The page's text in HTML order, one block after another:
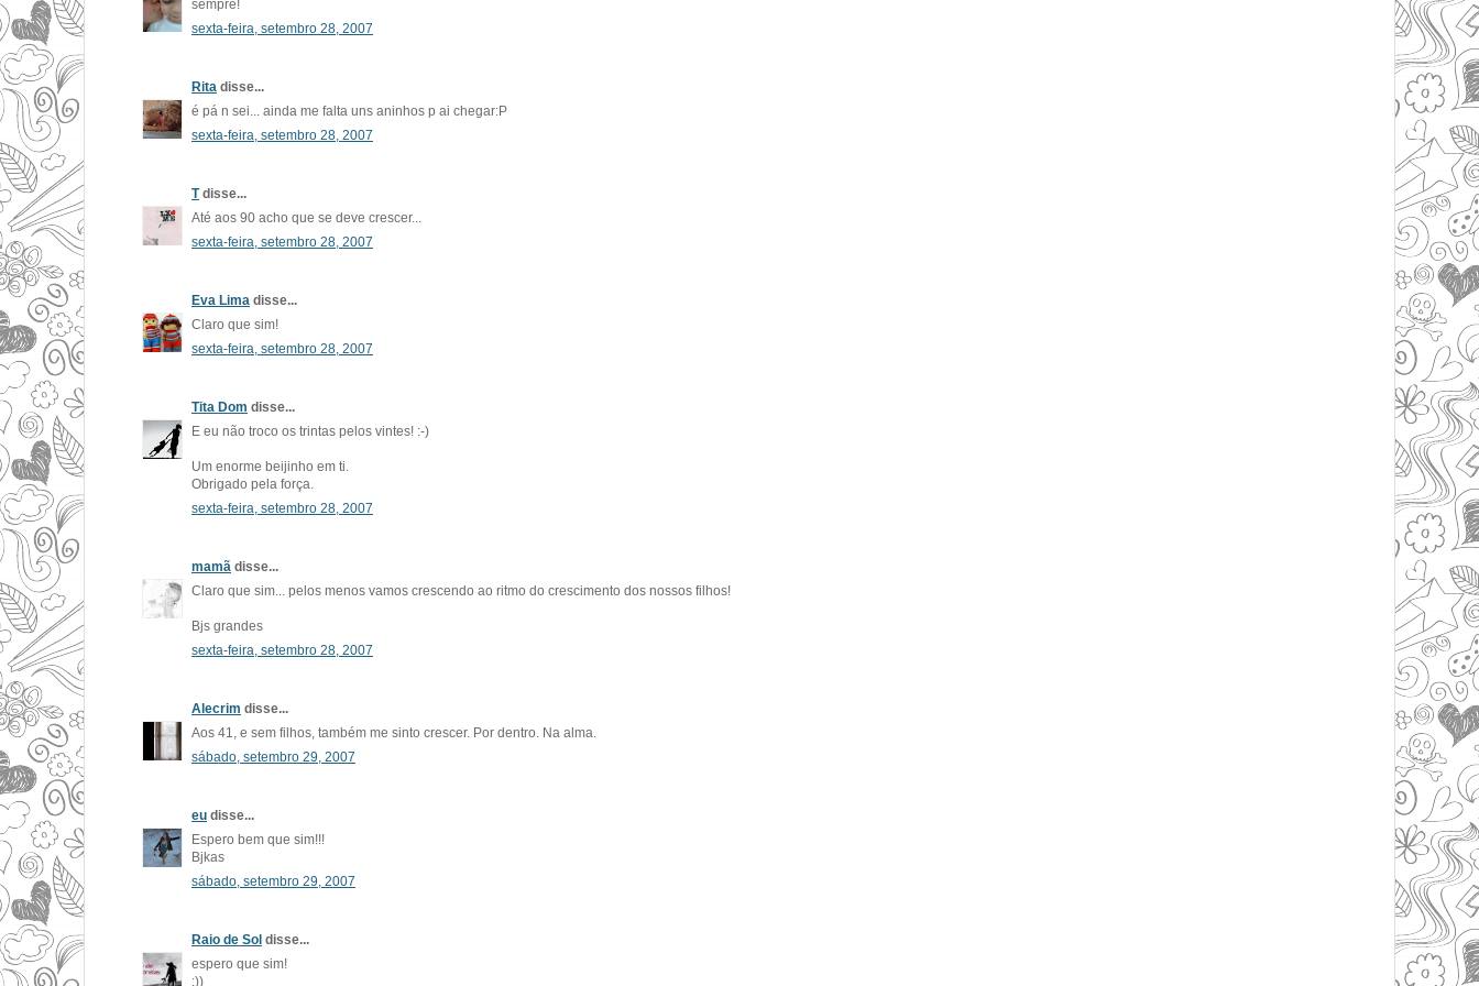
sempre!
sexta-feira, setembro 28, 2007
Rita disse...
é pá n sei... ainda me falta uns aninhos p ai chegar:P
sexta-feira, setembro 28, 2007
Tdisse...
Até aos 90 acho que se deve crescer...
sexta-feira, setembro 28, 2007
Eva Lima disse...
Claro que sim!
sexta-feira, setembro 28, 2007
Tita Dom disse...
E eu não troco os trintas pelos vintes! :-)
Um enorme beijinho em ti.
Obrigado pela força.
sexta-feira, setembro 28, 2007
mamã disse...
Claro que sim... pelos menos vamos crescendo ao ritmo do crescimento dos nossos filhos!
Bjs grandes
sexta-feira, setembro 28, 2007
Alecrim disse...
Aos 41, e sem filhos, também me sinto crescer. Por dentro. Na alma.
sábado, setembro 29, 2007
eu disse...
Espero bem que sim!!!
Bjkas
sábado, setembro 29, 2007
Raio de Sol disse...
espero que sim!
:))